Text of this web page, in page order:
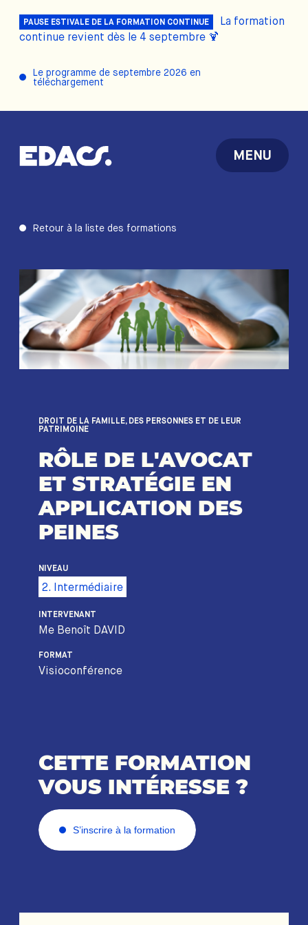
PAUSE ESTIVALE DE LA FORMATION CONTINUE
La formation
continue revient dès le 4 septembre 🍹
Le programme de septembre 2026 en
téléchargement
MENU
Retour à la liste des formations
DROIT DE LA FAMILLE, DES PERSONNES ET DE LEUR
PATRIMOINE
RÔLE DE L'AVOCAT
ET STRATÉGIE EN
APPLICATION DES
PEINES
NIVEAU
2. Intermédiaire
INTERVENANT
Me Benoît DAVID
FORMAT
Visioconférence
CETTE FORMATION
VOUS INTÉRESSE ?
S’inscrire à la formation